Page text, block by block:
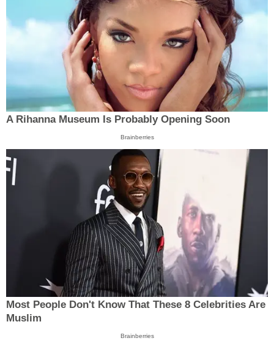
A Rihanna Museum Is Probably Opening Soon
Brainberries
Most People Don't Know That These 8 Celebrities Are
Muslim
Brainberries